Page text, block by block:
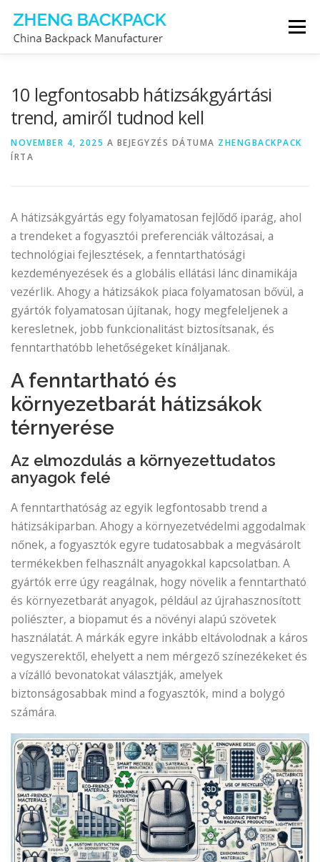
tartalomhoz
Menü
10 legfontosabb hátizsákgyártási
trend, amiről tudnod kell
NOVEMBER 4, 2025 A BEJEGYZÉS DÁTUMA ZHENGBACKPACK
ÍRTA
A hátizsákgyártás egy folyamatosan fejlődő iparág, ahol
a trendeket a fogyasztói preferenciák változásai, a
technológiai fejlesztések, a fenntarthatósági
kezdeményezések és a globális ellátási lánc dinamikája
vezérlik. Ahogy a hátizsákok piaca folyamatosan bővül, a
gyártók folyamatosan újítanak, hogy megfeleljenek a
keresletnek, jobb funkcionalitást biztosítsanak, és
fenntarthatóbb lehetőségeket kínáljanak.
A fenntartható és
környezetbarát hátizsákok
térnyerése
Az elmozdulás a környezettudatos
anyagok felé
A fenntarthatóság az egyik legfontosabb trend a
hátizsákiparban. Ahogy a környezetvédelmi aggodalmak
nőnek, a fogyasztók egyre tudatosabbak a megvásárolt
termékekben felhasznált anyagokkal kapcsolatban. A
gyártók erre úgy reagálnak, hogy növelik a fenntartható
és környezetbarát anyagok, például az újrahasznosított
poliészter, a biopamut és a növényi alapú szövetek
használatát. A márkák egyre inkább eltávolodnak a káros
vegyszerektől, ehelyett a nem mérgező színezékeket és
a vízálló bevonatokat választják, amelyek
biztonságosabbak mind a fogyasztók, mind a bolygó
számára.